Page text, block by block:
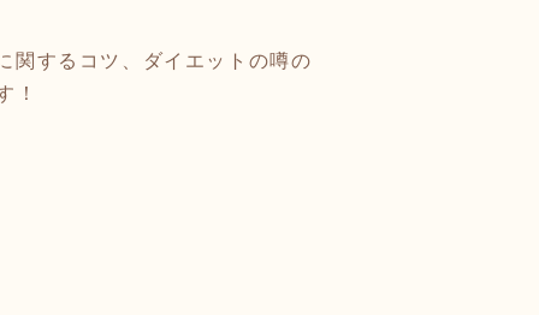
関するコツ、ダイエットの噂の
！